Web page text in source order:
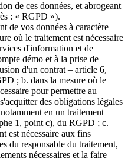
de ces données, et abrogeant
: « RGPD »).
de vos données à caractère
où le traitement est nécessaire
d'information et de
démo et à la prise de
d'un contrat – article 6,
; b. dans la mesure où le
pour permettre au
des obligations légales
en un traitement
1, point c), du RGPD ; c.
est nécessaire aux fins
du responsable du traitement,
nécessaires et la faire